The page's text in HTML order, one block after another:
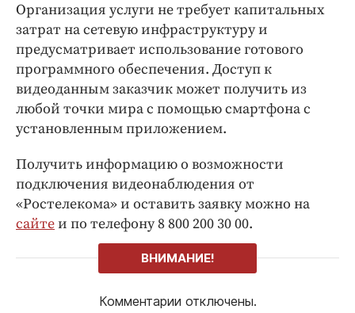
Организация услуги не требует капитальных
затрат на сетевую инфраструктуру и
предусматривает использование готового
программного обеспечения. Доступ к
видеоданным заказчик может получить из
любой точки мира с помощью смартфона с
установленным приложением.
Получить информацию о возможности
подключения видеонаблюдения от
«Ростелекома» и оставить заявку можно на
сайтеи по телефону 8 800 200 30 00.
ВНИМАНИЕ!
Комментарии отключены.